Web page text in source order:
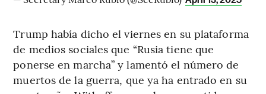
Trump había dicho el viernes en su plataforma
de medios sociales que “Rusia tiene que
ponerse en marcha” y lamentó el número de
muertos de la guerra, que ya ha entrado en su